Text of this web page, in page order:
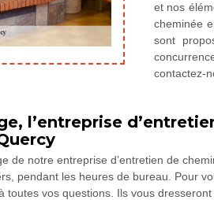
et nos
cheminée
sont
contactez-
l’entreprise
de notre entreprise d’entretien de
pendant les heures de bureau. Pour
toutes vos questions. Ils vous